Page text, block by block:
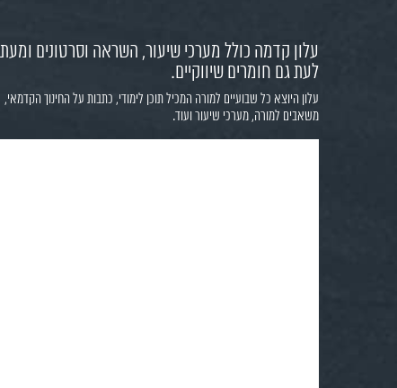
עלון קדמה כולל מערכי שיעור, השראה וסרטונים ומעת
לעת גם חומרים שיווקיים.
עלון היוצא כל שבועיים למורה המכיל תוכן לימודי, כתבות על החינוך הקדמאי,
משאבים למורה, מערכי שיעור ועוד.